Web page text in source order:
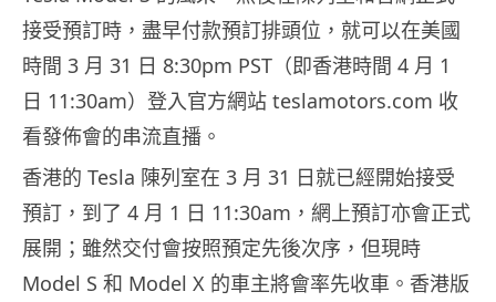
接受預訂時，盡早付款預訂排頭位，就可以在美國
時間 3 月 31 日 8:30pm PST（即香港時間 4 月 1
日 11:30am）登入官方網站 teslamotors.com 收
看發佈會的串流直播。
香港的 Tesla 陳列室在 3 月 31 日就已經開始接受
預訂，到了 4 月 1 日 11:30am，網上預訂亦會正式
展開；雖然交付會按照預定先後次序，但現時
Model S 和 Model X 的車主將會率先收車。香港版